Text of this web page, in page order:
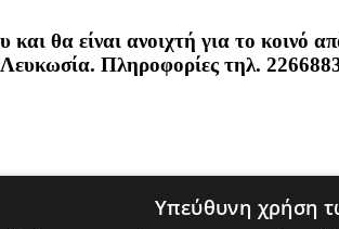
και θα είναι ανοιχτή για το
Πληροφορίες τηλ.
Υπεύθυνη χρήση